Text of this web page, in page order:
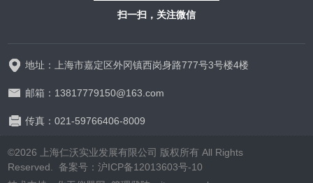
扫一扫，关注微信
地址：上海市嘉定区外冈镇西岗身路777号3号楼4楼
邮箱：13817779150@163.com
传真：021-59766406-8009
©2026 上海仁沃实业发展有限公司 版权所有 All Rights
Reserved. 备案号：沪ICP备12013603号-10